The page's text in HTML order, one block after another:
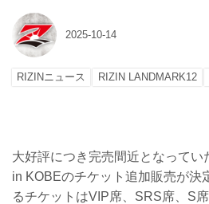
2025-10-14
RIZINニュース RIZIN LANDMARK12
大好評につき完売間近となって
in KOBEのチケット追加販売が決
るチケットはVIP席、SRS席、S